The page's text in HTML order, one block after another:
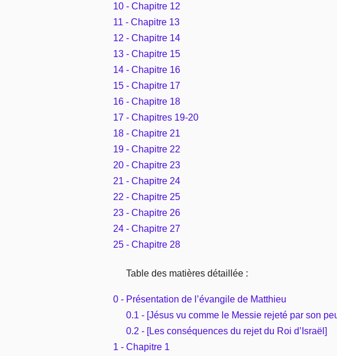
10 - Chapitre 12
11 - Chapitre 13
12 - Chapitre 14
13 - Chapitre 15
14 - Chapitre 16
15 - Chapitre 17
16 - Chapitre 18
17 - Chapitres 19-20
18 - Chapitre 21
19 - Chapitre 22
20 - Chapitre 23
21 - Chapitre 24
22 - Chapitre 25
23 - Chapitre 26
24 - Chapitre 27
25 - Chapitre 28
Table des matières détaillée :
0 - Présentation de l’évangile de Matthieu
0.1 - [Jésus vu comme le Messie rejeté par son
0.2 - [Les conséquences du rejet du Roi d’Israël]
1 - Chapitre 1